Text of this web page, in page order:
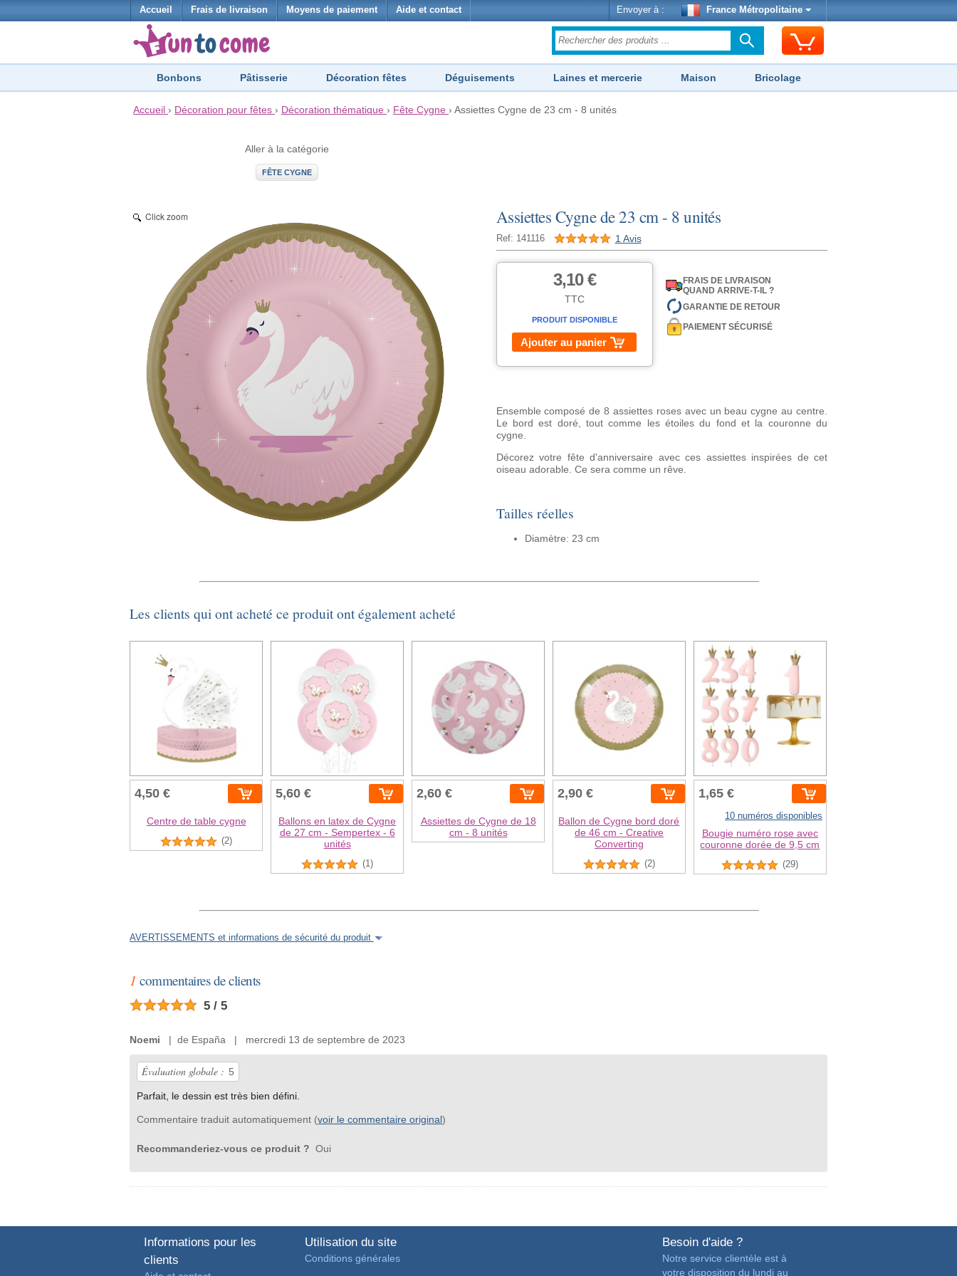
Accueil Frais de livraison Moyens de paiement Aide et contact Envoyer à : France Métropolitaine
Bonbons Pâtisserie Décoration fêtes Déguisements Laines et mercerie Maison Bricolage
Accueil › Décoration pour fêtes › Décoration thématique › Fête Cygne › Assiettes Cygne de 23 cm - 8 unités
Aller à la catégorie
FÊTE CYGNE
Assiettes Cygne de 23 cm - 8 unités
Ref: 141116 1 Avis
Click zoom
3,10 €
TTC
PRODUIT DISPONIBLE
Ajouter au panier
FRAIS DE LIVRAISON
QUAND ARRIVE-T-IL ?
GARANTIE DE RETOUR
PAIEMENT SÉCURISÉ
Ensemble composé de 8 assiettes roses avec un beau cygne au centre.
Le bord est doré, tout comme les étoiles du fond et la couronne du
cygne.
Décorez votre fête d'anniversaire avec ces assiettes inspirées de cet
oiseau adorable. Ce sera comme un rêve.
Tailles réelles
Diamètre: 23 cm
Les clients qui ont acheté ce produit ont également acheté
4,50 €
Centre de table cygne
(2)
5,60 €
Ballons en latex de Cygne
de 27 cm - Sempertex - 6
unités
(1)
2,60 €
Assiettes de Cygne de 18
cm - 8 unités
2,90 €
Ballon de Cygne bord doré
de 46 cm - Creative
Converting
(2)
1,65 €
10 numéros disponibles
Bougie numéro rose avec
couronne dorée de 9,5 cm
(29)
AVERTISSEMENTS et informations de sécurité du produit
1 commentaires de clients
5 / 5
Noemi | de España | mercredi 13 de septembre de 2023
Évaluation globale : 5
Parfait, le dessin est très bien défini.
Commentaire traduit automatiquement (voir le commentaire original)
Recommanderiez-vous ce produit ? Oui
Informations pour les
clients
Utilisation du site
Conditions générales
Besoin d'aide ?
Notre service clientèle est à
votre disposition du lundi au